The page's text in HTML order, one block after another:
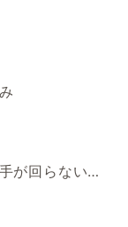
が回らない…